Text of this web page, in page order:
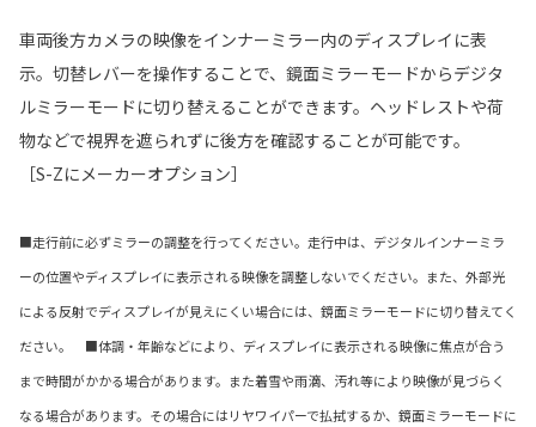
車両後方カメラの映像をインナーミラー内のディスプレイに表
示。切替レバーを操作することで、鏡面ミラーモードからデジタ
ルミラーモードに切り替えることができます。ヘッドレストや荷
物などで視界を遮られずに後方を確認することが可能です。
［S-Zにメーカーオプション］
■走行前に必ずミラーの調整を行ってください。走行中は、デジタルインナーミラ
ーの位置やディスプレイに表示される映像を調整しないでください。また、外部光
による反射でディスプレイが見えにくい場合には、鏡面ミラーモードに切り替えてく
ださい。 ■体調・年齢などにより、ディスプレイに表示される映像に焦点が合う
まで時間がかかる場合があります。また着雪や雨滴、汚れ等により映像が見づらく
なる場合があります。その場合にはリヤワイパーで払拭するか、鏡面ミラーモードに